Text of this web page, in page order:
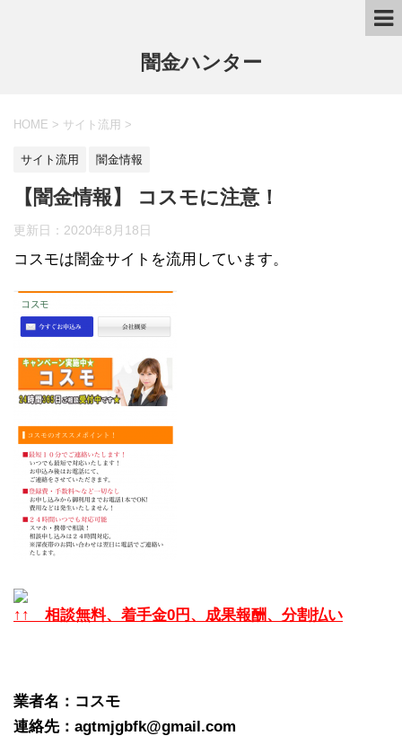
闇金ハンター
HOME > サイト流用 >
サイト流用 闇金情報
【闇金情報】 コスモに注意！
更新日： 2020年8月18日
コスモは闇金サイトを流用しています。
↑↑ 相談無料、着手金0円、成果報酬、分割払い
業者名：コスモ
連絡先：agtmjgbfk@gmail.com